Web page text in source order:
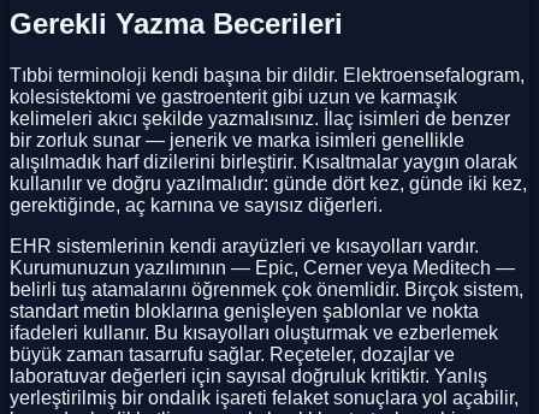
Gerekli Yazma Becerileri
Tıbbi terminoloji kendi başına bir dildir. Elektroensefalogram,
kolesistektomi ve gastroenterit gibi uzun ve karmaşık
kelimeleri akıcı şekilde yazmalısınız. İlaç isimleri de benzer
bir zorluk sunar — jenerik ve marka isimleri genellikle
alışılmadık harf dizilerini birleştirir. Kısaltmalar yaygın olarak
kullanılır ve doğru yazılmalıdır: günde dört kez, günde iki kez,
gerektiğinde, aç karnına ve sayısız diğerleri.
EHR sistemlerinin kendi arayüzleri ve kısayolları vardır.
Kurumunuzun yazılımının — Epic, Cerner veya Meditech —
belirli tuş atamalarını öğrenmek çok önemlidir. Birçok sistem,
standart metin bloklarına genişleyen şablonlar ve nokta
ifadeleri kullanır. Bu kısayolları oluşturmak ve ezberlemek
büyük zaman tasarrufu sağlar. Reçeteler, dozajlar ve
laboratuvar değerleri için sayısal doğruluk kritiktir. Yanlış
yerleştirilmiş bir ondalık işareti felaket sonuçlara yol açabilir,